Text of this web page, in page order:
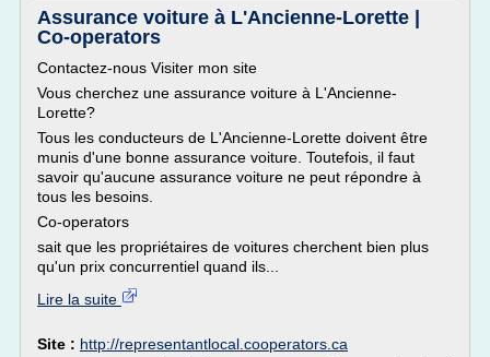
Assurance voiture à L'Ancienne-Lorette |
Co-operators
Contactez-nous Visiter mon site
Vous cherchez une assurance voiture à L'Ancienne-
Lorette?
Tous les conducteurs de L'Ancienne-Lorette doivent être
munis d'une bonne assurance voiture. Toutefois, il faut
savoir qu'aucune assurance voiture ne peut répondre à
tous les besoins.
Co-operators
sait que les propriétaires de voitures cherchent bien plus
qu'un prix concurrentiel quand ils...
Lire la suite
Site : http://representantlocal.cooperators.ca